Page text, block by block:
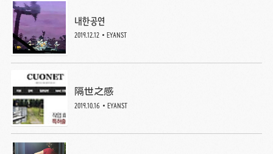
내한공연
2019.12.12 EYANST
隔世之感
2019.10.16 EYANST